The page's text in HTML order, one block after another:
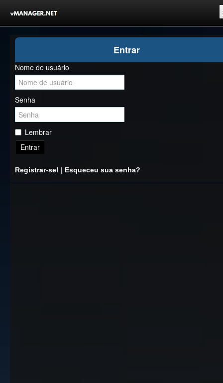
Competições
Comunidade
Notícias
Clubes Livres
Entrar
Nome de usuário
Senha
Lembrar
Entrar
Registrar-se! | Esqueceu sua senha?